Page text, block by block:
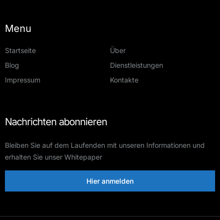
Menu
Startseite
Über
Blog
Dienstleistungen
Impressum
Kontakte
Nachrichten abonnieren
Bleiben Sie auf dem Laufenden mit unseren Informationen und
erhalten Sie unser Whitepaper
Hier anmelden